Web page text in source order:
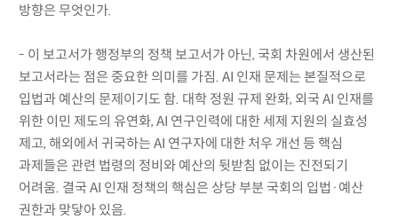
방향은 무엇인가.
- 이 보고서가 행정부의 정책 보고서가 아닌, 국회 차원에서 생산된
보고서라는 점은 중요한 의미를 가짐. AI 인재 문제는 본질적으로
입법과 예산의 문제이기도 함. 대학 정원 규제 완화, 외국 AI 인재를
위한 이민 제도의 유연화, AI 연구인력에 대한 세제 지원의 실효성
제고, 해외에서 귀국하는 AI 연구자에 대한 처우 개선 등 핵심
과제들은 관련 법령의 정비와 예산의 뒷받침 없이는 진전되기
어려움. 결국 AI 인재 정책의 핵심은 상당 부분 국회의 입법·예산
권한과 맞닿아 있음.